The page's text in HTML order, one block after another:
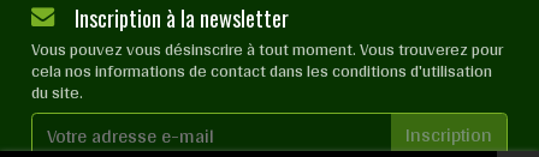
Inscription à la newsletter
Vous pouvez vous désinscrire à tout moment. Vous trouverez pour
cela nos informations de contact dans les conditions d'utilisation
du site.